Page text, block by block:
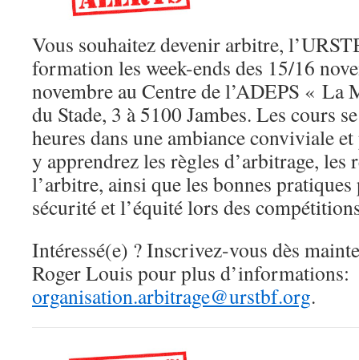
Vous souhaitez devenir arbitre,
formation les week-ends des 15/16
novembre au Centre de l’ADEPS « La
du Stade, 3 à 5100 Jambes. Les cours
heures dans une ambiance conviviale
y apprendrez les règles d’arbitrage, les
l’arbitre, ainsi que les bonnes
sécurité et l’équité lors des
Intéressé(e) ? Inscrivez-vous dès
Roger Louis pour plus d’informations:
organisation.arbitrage@urstbf.org.